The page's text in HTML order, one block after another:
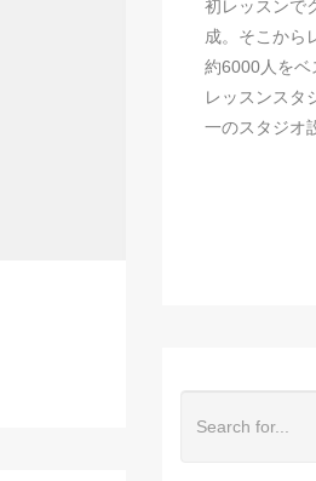
初レッスンで
成。そこから
約6000人をベ
レッスンスタ
一のスタジオ